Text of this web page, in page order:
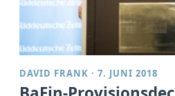
DAVID FRANK ·7. JUNI 2018